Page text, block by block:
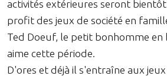
activités extérieures seront bientôt
profit des jeux de société en
Ted Doeuf, le petit bonhomme en
aime cette période.
D'ores et déjà il s'entraîne aux